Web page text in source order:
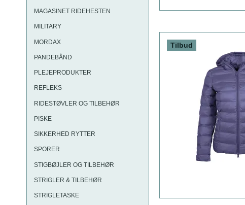
MAGASINET RIDEHESTEN
MILITARY
MORDAX
PANDEBÅND
PLEJEPRODUKTER
REFLEKS
RIDESTØVLER OG TILBEHØR
PISKE
SIKKERHED RYTTER
SPORER
STIGBØJLER OG TILBEHØR
STRIGLER & TILBEHØR
STRIGLETASKE
Tilbud